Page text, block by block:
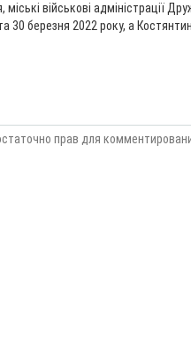
міські військові адміністрації
30 березня 2022 року, а
прав для